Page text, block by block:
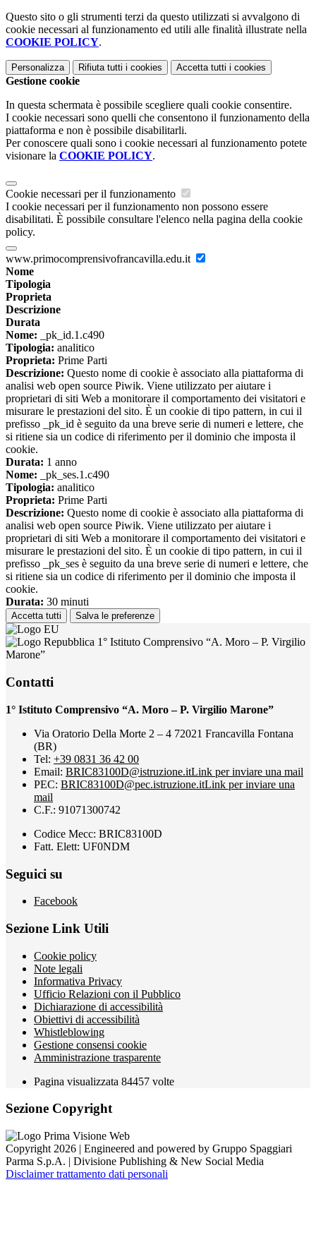
Questo sito o gli strumenti terzi da questo utilizzati si avvalgono di
cookie necessari al funzionamento ed utili alle finalità illustrate nella
COOKIE POLICY.
Personalizza Rifiuta tutti i cookies Accetta tutti i cookies
Gestione cookie
In questa schermata è possibile scegliere quali cookie consentire.
I cookie necessari sono quelli che consentono il funzionamento della
piattaforma e non è possibile disabilitarli.
Per conoscere quali sono i cookie necessari al funzionamento potete
visionare la COOKIE POLICY.
Cookie necessari per il funzionamento
I cookie necessari per il funzionamento non possono essere
disabilitati. È possibile consultare l'elenco nella pagina della cookie
policy.
www.primocomprensivofrancavilla.edu.it
Nome
Tipologia
Proprieta
Descrizione
Durata
Nome: _pk_id.1.c490
Tipologia: analitico
Proprieta: Prime Parti
Descrizione: Questo nome di cookie è associato alla piattaforma di
analisi web open source Piwik. Viene utilizzato per aiutare i
proprietari di siti Web a monitorare il comportamento dei visitatori e
misurare le prestazioni del sito. È un cookie di tipo pattern, in cui il
prefisso _pk_id è seguito da una breve serie di numeri e lettere, che
si ritiene sia un codice di riferimento per il dominio che imposta il
cookie.
Durata: 1 anno
Nome: _pk_ses.1.c490
Tipologia: analitico
Proprieta: Prime Parti
Descrizione: Questo nome di cookie è associato alla piattaforma di
analisi web open source Piwik. Viene utilizzato per aiutare i
proprietari di siti Web a monitorare il comportamento dei visitatori e
misurare le prestazioni del sito. È un cookie di tipo pattern, in cui il
prefisso _pk_ses è seguito da una breve serie di numeri e lettere, che
si ritiene sia un codice di riferimento per il dominio che imposta il
cookie.
Durata: 30 minuti
Accetta tutti Salva le preferenze
1° Istituto Comprensivo “A. Moro – P. Virgilio
Marone”
Contatti
1° Istituto Comprensivo “A. Moro – P. Virgilio Marone”
Via Oratorio Della Morte 2 – 4 72021 Francavilla Fontana
(BR)
Tel: +39 0831 36 42 00
Email: BRIC83100D@istruzione.itLink per inviare una mail
PEC: BRIC83100D@pec.istruzione.itLink per inviare una
mail
C.F.: 91071300742
Codice Mecc: BRIC83100D
Fatt. Elett: UF0NDM
Seguici su
Facebook
Sezione Link Utili
Cookie policy
Note legali
Informativa Privacy
Ufficio Relazioni con il Pubblico
Dichiarazione di accessibilità
Obiettivi di accessibilità
Whistleblowing
Gestione consensi cookie
Amministrazione trasparente
Pagina visualizzata 84457 volte
Sezione Copyright
Copyright 2026 | Engineered and powered by Gruppo Spaggiari
Parma S.p.A. | Divisione Publishing & New Social Media
Disclaimer trattamento dati personali